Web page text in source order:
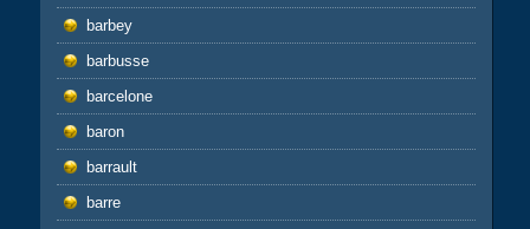
barbey
barbusse
barcelone
baron
barrault
barre